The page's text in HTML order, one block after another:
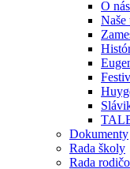
O nás
Naše
Dokumenty
Rada školy
Rada